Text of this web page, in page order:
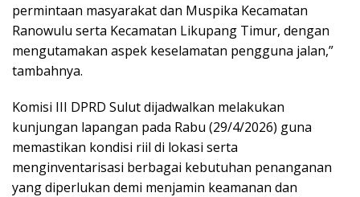
permintaan masyarakat dan Muspika Kecamatan
Ranowulu serta Kecamatan Likupang Timur, dengan
mengutamakan aspek keselamatan pengguna jalan,”
tambahnya.
Komisi III DPRD Sulut dijadwalkan melakukan
kunjungan lapangan pada Rabu (29/4/2026) guna
memastikan kondisi riil di lokasi serta
menginventarisasi berbagai kebutuhan penanganan
yang diperlukan demi menjamin keamanan dan